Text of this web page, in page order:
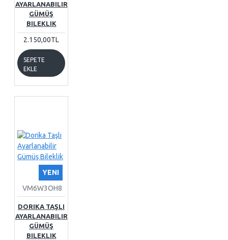
AYARLANABILIR
GÜMÜŞ
BILEKLIK
2.150,00TL
SEPETE
EKLE
YENI
VM6W3OH8
DORIKA TAŞLI
AYARLANABILIR
GÜMÜŞ
BILEKLIK